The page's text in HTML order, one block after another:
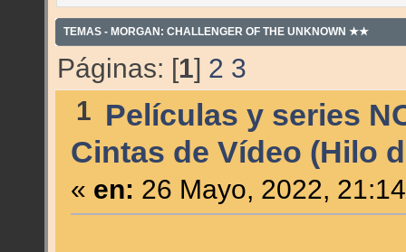
TEMAS - MORGAN: CHALLENGER OF THE UNKNOWN ★★
Páginas: [1] 2 3
1 Películas y series
Cintas de Vídeo (Hilo
« en: 26 Mayo, 2022,